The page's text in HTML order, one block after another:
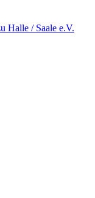
Halle / Saale e.V.